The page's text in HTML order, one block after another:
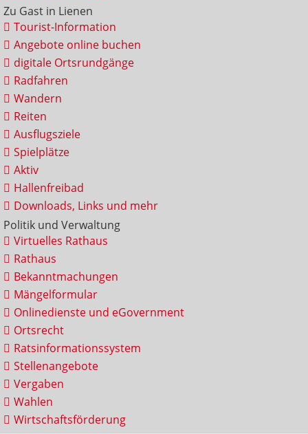
Zu Gast in Lienen
Tourist-Information
Angebote online buchen
digitale Ortsrundgänge
Radfahren
Wandern
Reiten
Ausflugsziele
Spielplätze
Aktiv
Hallenfreibad
Downloads, Links und mehr
Politik und Verwaltung
Virtuelles Rathaus
Rathaus
Bekanntmachungen
Mängelformular
Onlinedienste und eGovernment
Ortsrecht
Ratsinformationssystem
Stellenangebote
Vergaben
Wahlen
Wirtschaftsförderung